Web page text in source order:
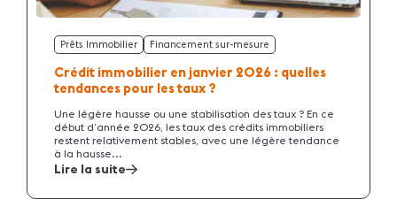
Prêts Immobilier Financement sur-mesure
Crédit immobilier en janvier 2026 : quelles
tendances pour les taux ?
Une légère hausse ou une stabilisation des taux ? En ce
début d’année 2026, les taux des crédits immobiliers
restent relativement stables, avec une légère tendance
à la hausse...
Lire la suite